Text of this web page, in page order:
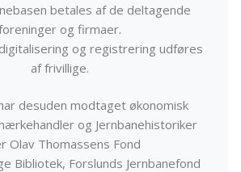
betales af de deltagende
og firmaer.
og registrering udføres
af frivillige.
desuden modtaget økonomisk
og Jernbanehistoriker
Olav Thomassens Fond
Bibliotek, Forslunds Jernbanefond